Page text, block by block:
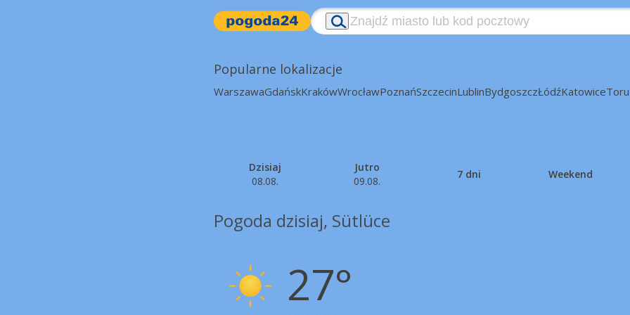
Popularne lokalizacje
WarszawaGdańskKrakówWrocławPoznańSzczecinLublinBydgoszczŁódźKatowice
Dzisiaj
08.08.
Jutro
09.08.
7 dni Weekend
Pogoda dzisiaj, Sütlüce
27°